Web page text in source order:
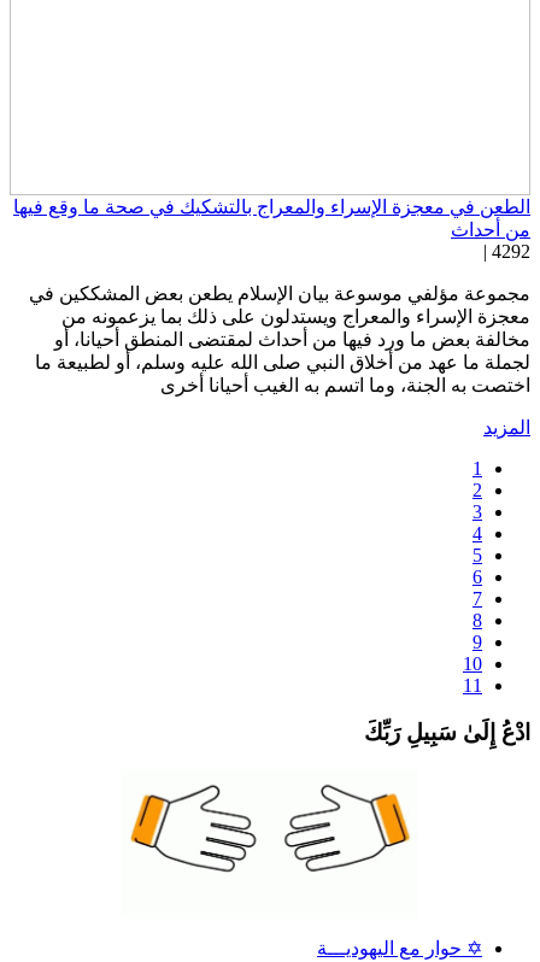
في معجزة الإسراء والمعراج بالتشكيك في صحة ما وقع فيها
أحداث
مؤلفي موسوعة بيان الإسلام يطعن بعض المشككين في
الإسراء والمعراج ويستدلون على ذلك بما يزعمونه من
بعض ما ورد فيها من أحداث لمقتضى المنطق أحيانا، أو
ما عهد من أخلاق النبي صلى الله عليه وسلم، أو لطبيعة ما
به الجنة، وما اتسم به الغيب أحيانا أخرى
1
2
3
4
5
6
7
8
9
10
11
إِلَىٰ سَبِيلِ رَبِّكَ
✡ حوار مع اليهوديـــة